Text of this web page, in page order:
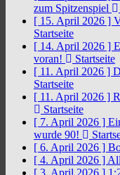
zum Spitzenspiel
[ 15. April 2026 ]
Startseite
[ 14. April 2026 ]
voran!
Startseite
[ 11. April 2026 ]
Startseite
[ 11. April 2026 ]
Startseite
[ 7. April 2026 ]
wurde 90!
[ 6. April 2026 ]
[ 4. April 2026 ]
[ 3. April 2026 ]